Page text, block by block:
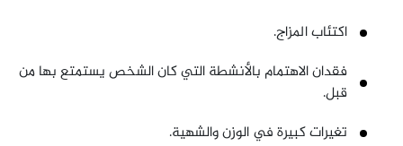
اكتئاب المزاج.
فقدان الاهتمام بالأنشطة التي كان الشخص يستمتع بها من
قبل.
تغيرات كبيرة في الوزن والشهية.